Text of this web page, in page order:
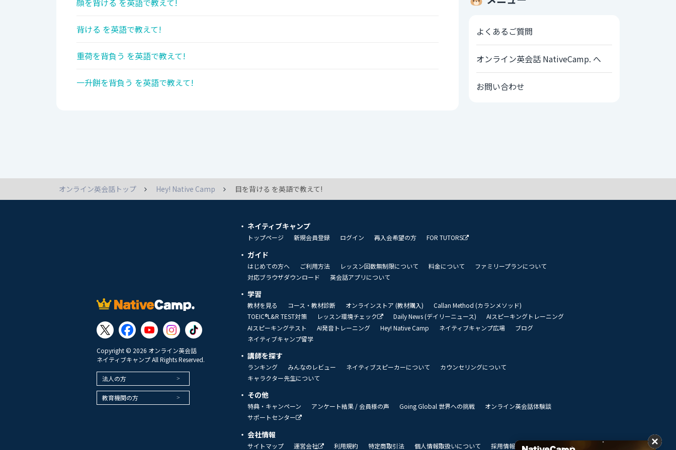
顔を背ける を英語で教えて!
背ける を英語で教えて!
重荷を背負う を英語で教えて!
一升餅を背負う を英語で教えて!
よくあるご質問
オンライン英会話 NativeCamp. へ
お問い合わせ
オンライン英会話トップ Hey! Native Camp 目を背ける を英語で教えて!
Copyright © 2026 オンライン英会話
ネイティブキャンプ All Rights Reserved.
法人の方
教育機関の方
ネイティブキャンプ
トップページ 新規会員登録 ログイン 再入会希望の方 FOR TUTORS
ガイド
はじめての方へ ご利用方法 レッスン回数無制限について 料金について
ファミリープランについて
対応ブラウザダウンロード
英会話アプリについて
学習
教材を見る コース・教材診断 オンラインストア (教材購入)
Callan Method (カランメソッド)
TOEIC®L&R TEST対策
レッスン環境チェック Daily News (デイリーニュース)
AIスピーキングトレーニング
AIスピーキングテスト
AI発音トレーニング Hey! Native Camp ネイティブキャンプ広場
ブログ
ネイティブキャンプ留学
講師を探す
ランキング みんなのレビュー ネイティブスピーカーについて
カウンセリングについて
キャラクター先生について
その他
特典・キャンペーン アンケート結果 / 会員様の声 Going Global 世界への挑戦
オンライン英会話体験談
サポートセンター
会社情報
サイトマップ 運営会社 利用規約 特定商取引法 個人情報取扱いについて 採用情報 私達のビジョン